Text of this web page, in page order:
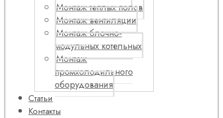
Монтаж теплых полов
Монтаж вентиляции
Монтаж блочно-
модульных котельных
Монтаж
промхолодильного
оборудования
Статьи
Контакты